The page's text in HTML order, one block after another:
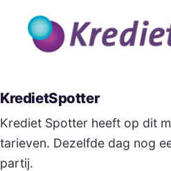
KredietSpotter
Krediet Spotter heeft op dit
tarieven. Dezelfde dag nog
partij.